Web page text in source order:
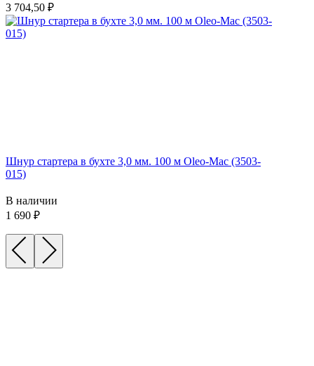
3 704,50
Шнур стартера в бухте 3,0 мм. 100 м Oleo-Mac (3503-
015)
В наличии
1 690